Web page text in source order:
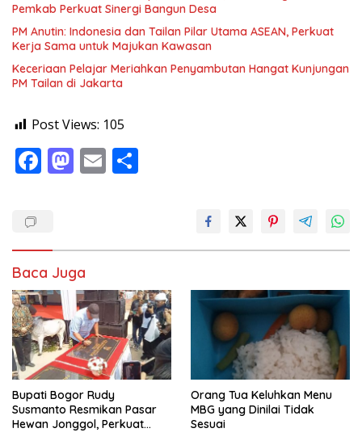
Pemkab Perkuat Sinergi Bangun Desa
PM Anutin: Indonesia dan Tailan Pilar Utama ASEAN, Perkuat
Kerja Sama untuk Majukan Kawasan
Keceriaan Pelajar Meriahkan Penyambutan Hangat Kunjungan
PM Tailan di Jakarta
Post Views: 105
F
o
o
k
M
o
n
E
Baca Juga
Bupati Bogor Rudy
Susmanto Resmikan Pasar
Hewan Jonggol, Perkuat
Orang Tua Keluhkan Menu
MBG yang Dinilai Tidak
Sesuai